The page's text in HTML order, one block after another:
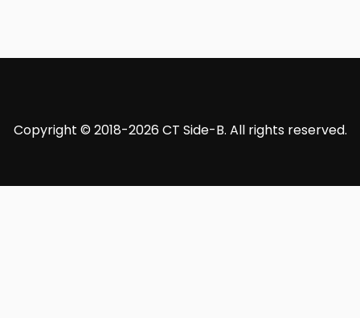
Copyright © 2018-2026 CT Side-B. All rights reserved.